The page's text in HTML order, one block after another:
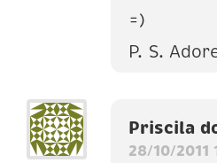
=)
P. S.
Priscila
28/10/2011